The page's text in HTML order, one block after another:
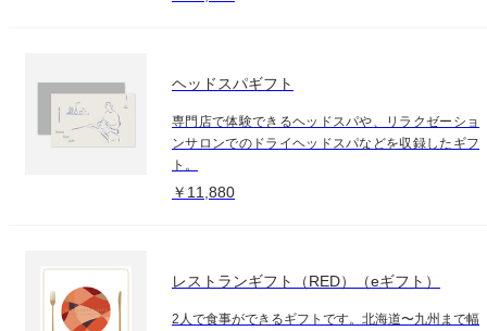
ヘッドスパギフト
専門店で体験できるヘッドスパや、リラクゼーショ
ンサロンでのドライヘッドスパなどを収録したギフ
ト。
￥11,880
レストランギフト（RED）（eギフト）
2人で食事ができるギフトです。北海道〜九州まで幅